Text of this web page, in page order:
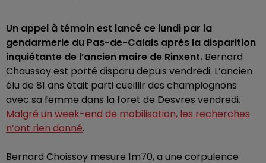
Un appel à témoin est lancé ce lundi par la
gendarmerie du Pas-de-Calais après la disparition
inquiétante de l’ancien maire de Rinxent. Bernard
Chaussoy est porté disparu depuis vendredi. L’ancien
élu de 81 ans était parti cueillir des champiognons
avec sa femme dans la foret de Desvres vendredi.
Malgré un week-end de mobilisation, les recherches
n’ont rien donné.
Bernard Choissoy mesure 1m70, a une corpulence